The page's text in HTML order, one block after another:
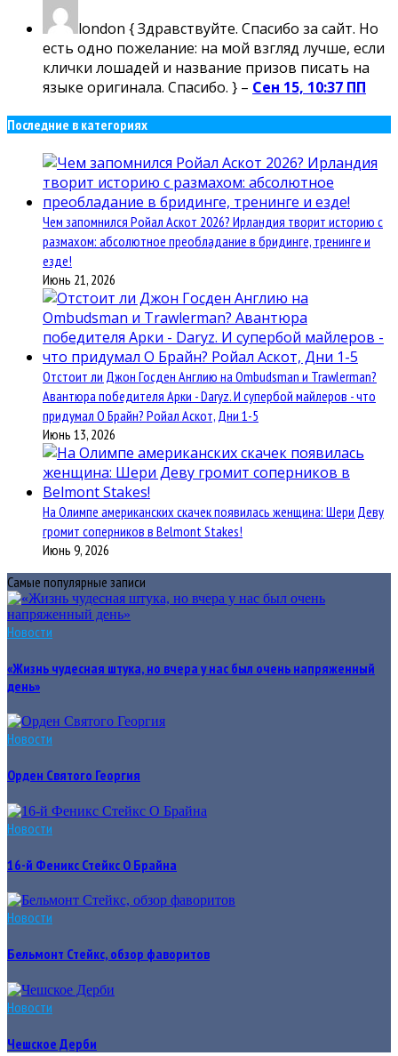
london { Здравствуйте. Спасибо за сайт. Но
есть одно пожелание: на мой взгляд лучше, если
клички лошадей и название призов писать на
языке оригинала. Спасибо. } – Сен 15, 10:37 ПП
Последние в категориях
Чем запомнился Ройал Аскот 2026? Ирландия творит историю с
размахом: абсолютное преобладание в бридинге, тренинге и
езде!
Июнь 21, 2026
Отстоит ли Джон Госден Англию на Ombudsman и Trawlerman?
Авантюра победителя Арки - Daryz. И супербой майлеров - что
придумал О Брайн? Ройал Аскот, Дни 1-5
Июнь 13, 2026
На Олимпе американских скачек появилась женщина: Шери Деву
громит соперников в Belmont Stakes!
Июнь 9, 2026
Самые популярные записи
Новости
«Жизнь чудесная штука, но вчера у нас был очень напряженный
день»
Новости
Орден Святого Георгия
Новости
16-й Феникс Стейкс О Брайна
Новости
Бельмонт Стейкс, обзор фаворитов
Новости
Чешское Дерби